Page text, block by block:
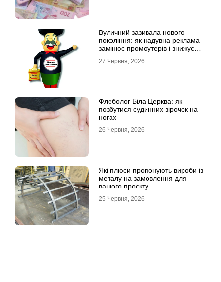
Вуличний зазивала нового
покоління: як надувна реклама
замінює промоутерів і знижує
27 Червня, 2026
Флеболог Біла Церква: як
позбутися судинних зірочок на
ногах
26 Червня, 2026
Які плюси пропонують вироби із
металу на замовлення для
вашого проєкту
25 Червня, 2026